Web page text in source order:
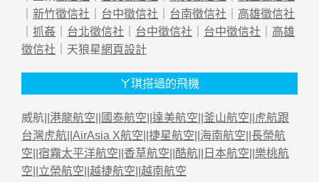
｜ 新竹徵信社 ｜ 台中徵信社 ｜ 台南徵信社 ｜ 高雄徵信社
｜ 抓姦 ｜ 台北徵信社 ｜ 台中徵信社 ｜ 台中徵信社 ｜ 高雄
徵信社 ｜天狼星網頁設計
ㄚ琪搭過的飛機
威航|| 港龍航空 國泰航空 達美航空 釜山航空
虎航跟
台灣虎航 AirAsia X航空 捷星航空 海南航空 長榮航
空 宿霧太平洋航空 香草航空 酷航 日本航空 樂桃航
空 立榮航空 越捷航空 越南航空